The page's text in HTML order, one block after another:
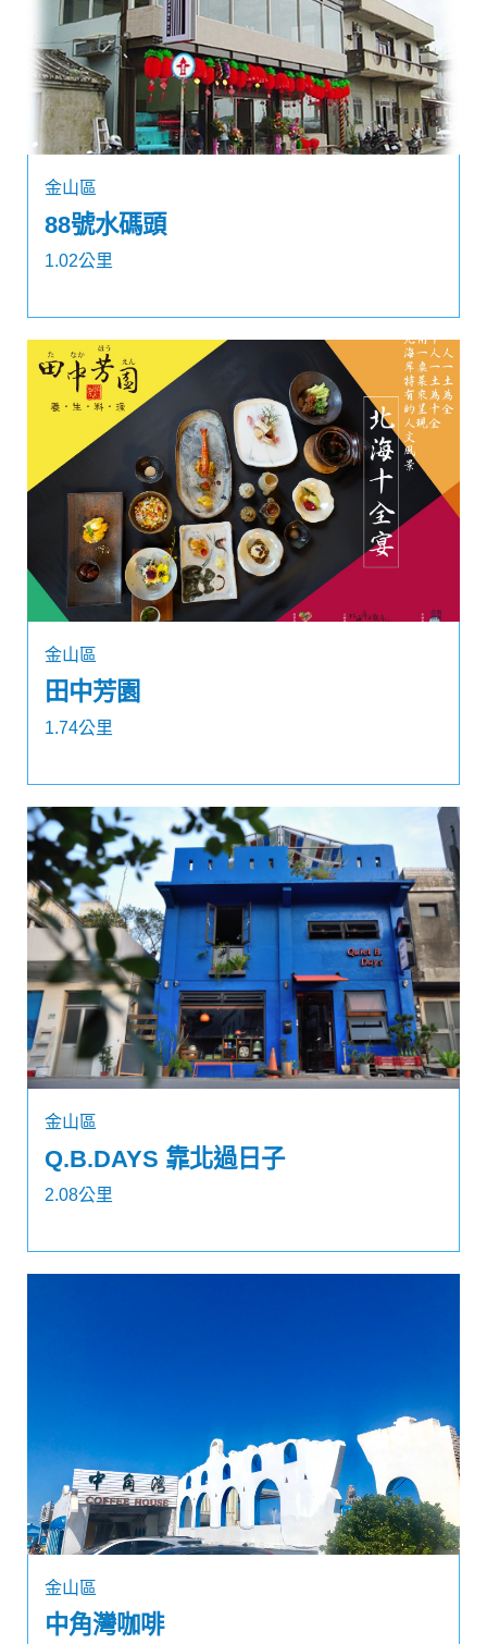
金山區
88號水碼頭
1.02公里
金山區
田中芳園
1.74公里
金山區
Q.B.DAYS 靠北過日子
2.08公里
金山區
中角灣咖啡